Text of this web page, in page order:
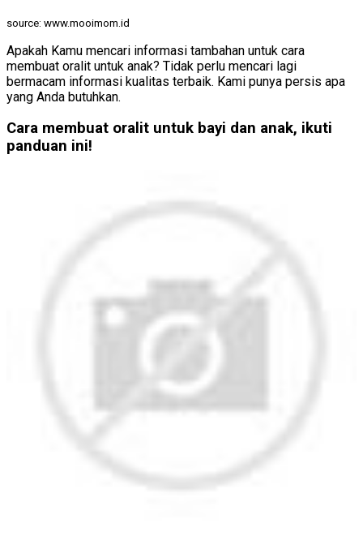
source: www.mooimom.id
Apakah Kamu mencari informasi tambahan untuk cara
membuat oralit untuk anak? Tidak perlu mencari lagi
bermacam informasi kualitas terbaik. Kami punya persis apa
yang Anda butuhkan.
Cara membuat oralit untuk bayi dan anak, ikuti
panduan ini!